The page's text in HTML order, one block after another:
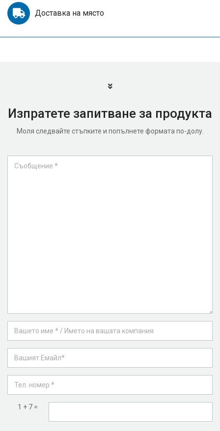
Доставка на място
Изпратете запитване за продукта
Моля следвайте стъпките и попълнете формата по-долу.
1 + 7 =